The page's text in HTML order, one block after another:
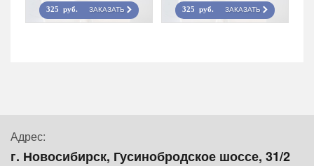
325 руб. ЗАКАЗАТЬ 325 руб. ЗАКАЗАТЬ
Адрес:
г. Новосибирск, Гусинобродское шоссе, 31/2